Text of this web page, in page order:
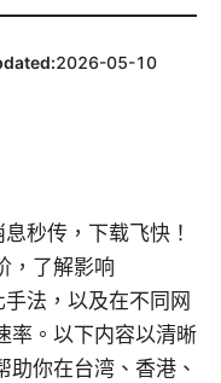
2026-05-10
秒传，下载飞快！
，了解影响
法，以及在不同网
率。以下内容以清晰
你在台湾、香港、